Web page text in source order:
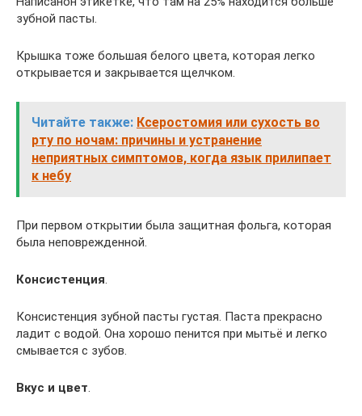
зубной пасты.
Крышка тоже большая белого цвета, которая легко
открывается и закрывается щелчком.
Читайте также: Ксеростомия или сухость во
рту по ночам: причины и устранение
неприятных симптомов, когда язык прилипает
к небу
При первом открытии была защитная фольга, которая
была неповрежденной.
Консистенция
Консистенция зубной пасты густая. Паста прекрасно
ладит с водой. Она хорошо пенится при мытьё и легко
смывается с зубов.
Вкус и цвет